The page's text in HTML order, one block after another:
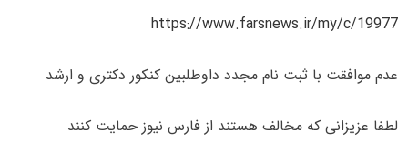
https://www.farsnews.ir/my/c/19977
عدم موافقت با ثبت نام مجدد داوطلبین کنکور دکتری و ارشد
لطفا عزیزانی که مخالف هستند از فارس نیوز حمایت کنند